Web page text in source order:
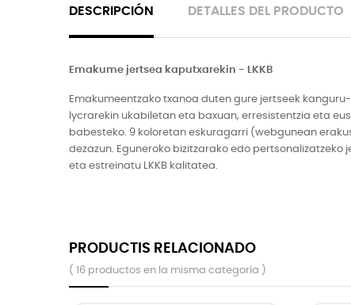
DESCRIPCIÓN DETALLES DEL PRODUCTO
Emakume jertsea kaputxarekin - LKKB
Emakumeentzako txanoa duten gure jertseek
lycrarekin ukabiletan eta baxuan, erresistentzia eta
babesteko. 9 koloretan eskuragarri (webgunean
dezazun. Eguneroko bizitzarako edo
eta estreinatu LKKB kalitatea.
PRODUCTIS RELACIONADO
( 16 productos en la misma categoría )